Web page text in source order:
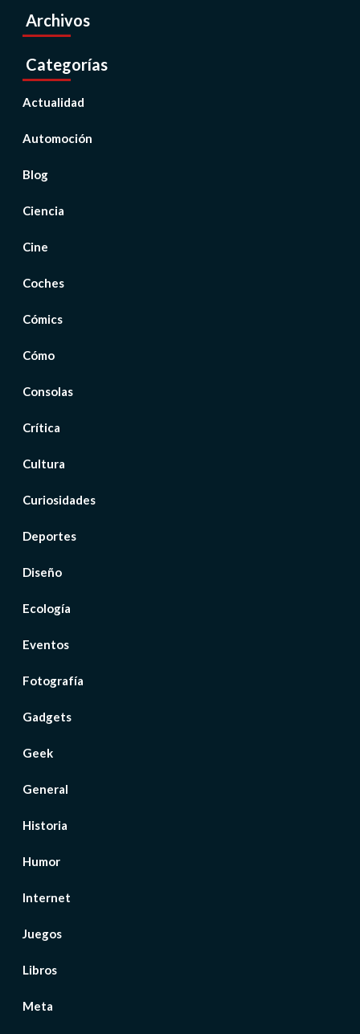
Archivos
Categorías
Actualidad
Automoción
Blog
Ciencia
Cine
Coches
Cómics
Cómo
Consolas
Crítica
Cultura
Curiosidades
Deportes
Diseño
Ecología
Eventos
Fotografía
Gadgets
Geek
General
Historia
Humor
Internet
Juegos
Libros
Meta